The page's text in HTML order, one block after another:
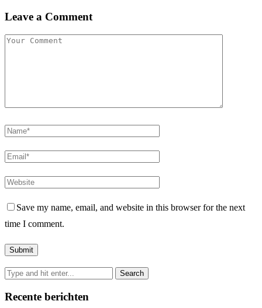
Leave a Comment
Save my name, email, and website in this browser for the next
time I comment.
Recente berichten